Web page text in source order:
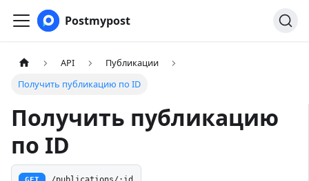
Postmypost
API
Публикации
Получить публикацию по ID
Получить публикацию
по ID